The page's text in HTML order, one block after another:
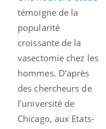
témoigne de la
popularité
croissante de la
vasectomie chez les
hommes. D’après
des chercheurs de
l'université de
Chicago, aux Etats-